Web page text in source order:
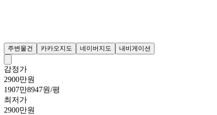
주변물건 카카오지도 네이버지도 내비게이션
감정가
2900만원
1907만8947원/평
최저가
2900만원